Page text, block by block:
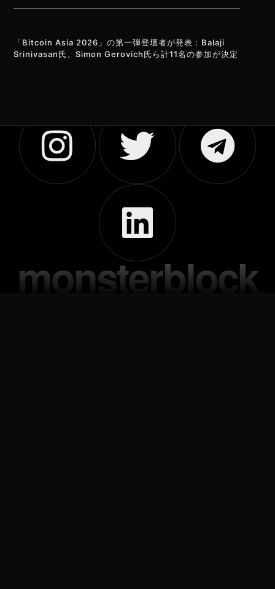
「Bitcoin Asia 2026」の第一弾登壇者が発表：Balaji
Srinivasan氏、Simon Gerovich氏ら計11名の参加が決定